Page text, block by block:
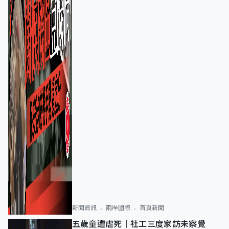
新聞資訊 兩岸國際 首頁新聞
五歲童遭虐死｜社工三度家訪未察覺